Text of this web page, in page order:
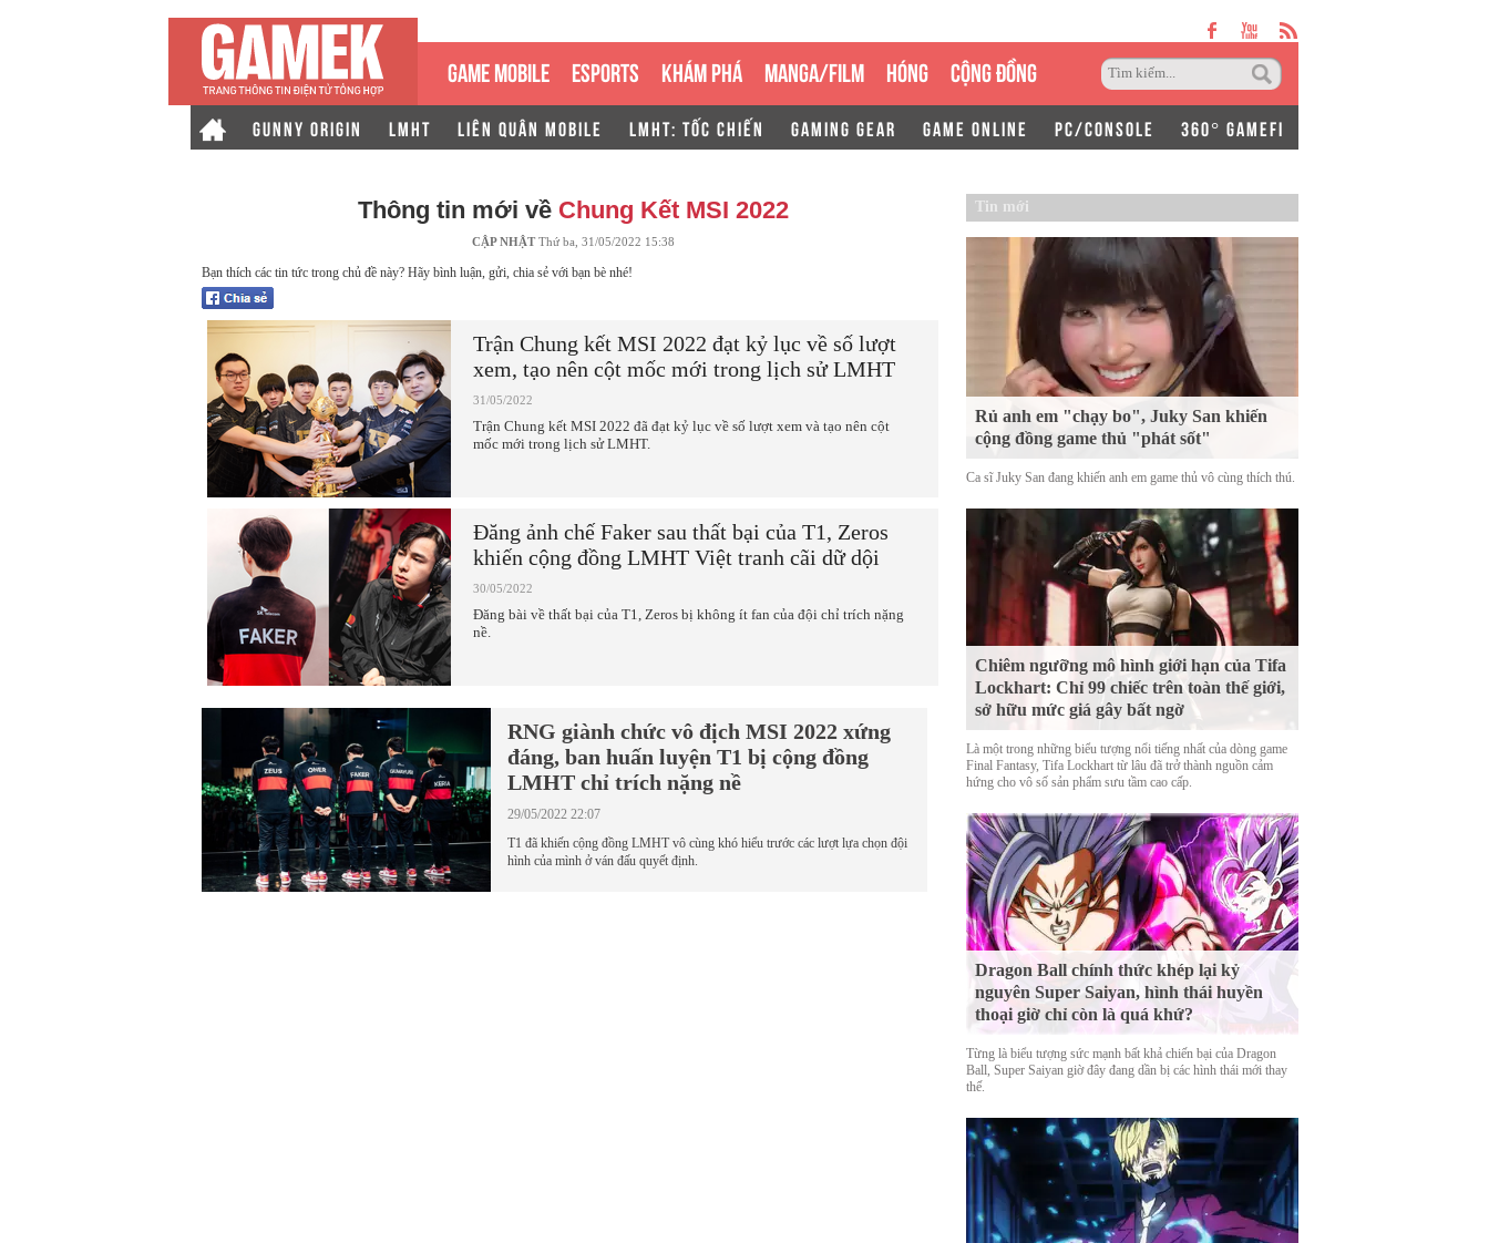
GAME MOBILE ESPORTS KHÁM PHÁ MANGA/FILM HÓNG CỘNG ĐỒNG
GUNNY ORIGIN LMHT LIÊN QUÂN MOBILE LMHT: TỐC CHIẾN GAMING GEAR GAME ONLINE PC/CONSOLE 360° GAMEFI
Thông tin mới về Chung Kết MSI 2022
CẬP NHẬTThứ ba, 31/05/2022 15:38
Bạn thích các tin tức trong chủ đề này? Hãy bình luận, gửi, chia sẻ với bạn bè nhé!
Trận Chung kết MSI 2022 đạt kỷ lục về số lượt
xem, tạo nên cột mốc mới trong lịch sử LMHT
31/05/2022
Trận Chung kết MSI 2022 đã đạt kỷ lục về số lượt xem và tạo nên cột
mốc mới trong lịch sử LMHT.
Đăng ảnh chế Faker sau thất bại của T1, Zeros
khiến cộng đồng LMHT Việt tranh cãi dữ dội
30/05/2022
Đăng bài về thất bại của T1, Zeros bị không ít fan của đội chỉ trích nặng
nề.
RNG giành chức vô địch MSI 2022 xứng
đáng, ban huấn luyện T1 bị cộng đồng
LMHT chỉ trích nặng nề
29/05/2022 22:07
T1 đã khiến cộng đồng LMHT vô cùng khó hiểu trước các lượt lựa chọn đội
hình của mình ở ván đấu quyết định.
Tin mới
Rủ anh em "chạy bo", Juky San khiến
cộng đồng game thủ "phát sốt"
Ca sĩ Juky San đang khiến anh em game thủ vô cùng thích thú.
Chiêm ngưỡng mô hình giới hạn của Tifa
Lockhart: Chỉ 99 chiếc trên toàn thế giới,
sở hữu mức giá gây bất ngờ
Là một trong những biểu tượng nổi tiếng nhất của dòng game
Final Fantasy, Tifa Lockhart từ lâu đã trở thành nguồn cảm
hứng cho vô số sản phẩm sưu tầm cao cấp.
Dragon Ball chính thức khép lại kỷ
nguyên Super Saiyan, hình thái huyền
thoại giờ chỉ còn là quá khứ?
Từng là biểu tượng sức mạnh bất khả chiến bại của Dragon
Ball, Super Saiyan giờ đây đang dần bị các hình thái mới thay
thế.